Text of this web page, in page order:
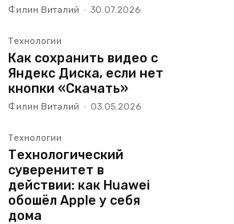
Филин Виталий - 30.07.2026
Технологии
Как сохранить видео с
Яндекс Диска, если нет
кнопки «Скачать»
Филин Виталий - 03.05.2026
Технологии
Технологический
суверенитет в
действии: как Huawei
обошёл Apple у себя
дома